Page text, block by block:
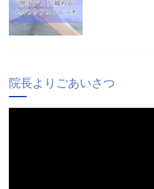
院長よりごあいさつ